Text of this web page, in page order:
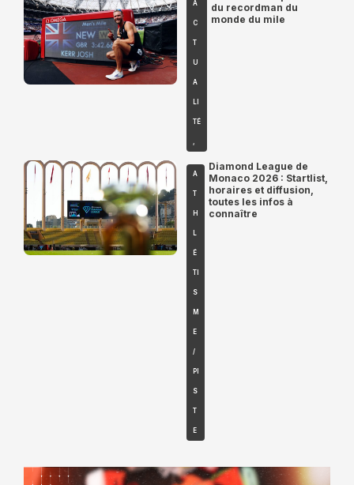
A
C
T
U
A
LI
TÉ
,
du recordman du
monde du mile
A
T
H
L
É
TI
S
M
E
/
PI
S
T
E
Diamond League de
Monaco 2026 : Startlist,
horaires et diffusion,
toutes les infos à
connaître